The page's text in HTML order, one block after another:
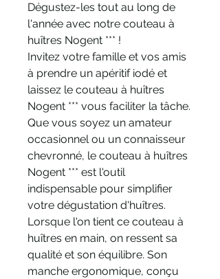
Dégustez-les tout au long de
l'année avec notre couteau à
huîtres Nogent *** !
Invitez votre famille et vos amis
à prendre un apéritif iodé et
laissez le couteau à huîtres
Nogent *** vous faciliter la tâche.
Que vous soyez un amateur
occasionnel ou un connaisseur
chevronné, le couteau à huîtres
Nogent *** est l'outil
indispensable pour simplifier
votre dégustation d'huîtres.
Lorsque l'on tient ce couteau à
huîtres en main, on ressent sa
qualité et son équilibre. Son
manche ergonomique, conçu